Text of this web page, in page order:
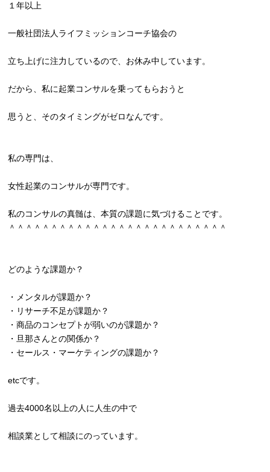
１年以上
一般社団法人ライフミッションコーチ協会の
立ち上げに注力しているので、お休み中しています。
だから、私に起業コンサルを乗ってもらおうと
思うと、そのタイミングがゼロなんです。
私の専門は、
女性起業のコンサルが専門です。
私のコンサルの真髄は、本質の課題に気づけることです。
＾＾＾＾＾＾＾＾＾＾＾＾＾＾＾＾＾＾＾＾＾＾＾＾＾＾
どのような課題か？
・メンタルが課題か？
・リサーチ不足が課題か？
・商品のコンセプトが弱いのが課題か？
・旦那さんとの関係か？
・セールス・マーケティングの課題か？
etcです。
過去4000名以上の人に人生の中で
相談業として相談にのっています。